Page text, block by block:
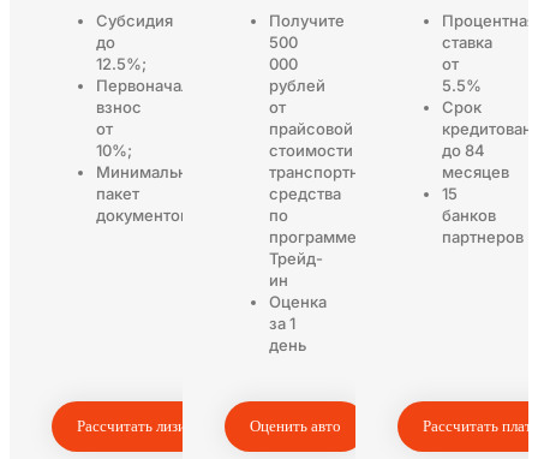
Субсидия
до
12.5%;
Первоначальный
взнос
от
10%;
Минимальный
пакет
документов
Рассчитать лизинг
Получите
500
000
рублей
от
прайсовой
стоимости
транспортного
средства
по
программе
Трейд-
ин
Оценка
за 1
день
Оценить авто
Процентная
ставка
от
5.5%
Срок
до 84
месяцев
15
банков
партнеров
Рассчитать